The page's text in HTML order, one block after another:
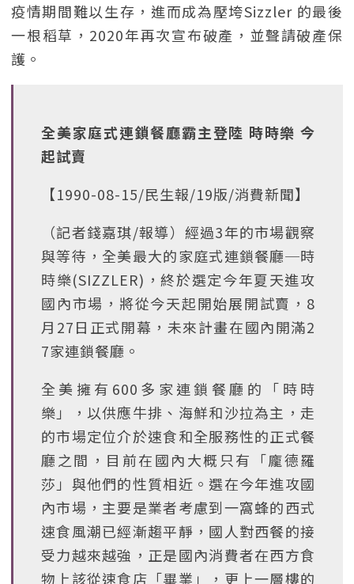
疫情期間難以生存，進而成為壓垮Sizzler 的最後
一根稻草，2020年再次宣布破產，並聲請破產保
護。
全美家庭式連鎖餐廳霸主登陸 時時樂 今
起試賣
【1990-08-15/民生報/19版/消費新聞】
（記者錢嘉琪/報導）經過3年的市場觀察
與等待，全美最大的家庭式連鎖餐廳─時
時樂(SIZZLER)，終於選定今年夏天進攻
國內市場，將從今天起開始展開試賣，8
月27日正式開幕，未來計畫在國內開滿2
7家連鎖餐廳。
全美擁有600多家連鎖餐廳的「時時
樂」，以供應牛排、海鮮和沙拉為主，走
的市場定位介於速食和全服務性的正式餐
廳之間，目前在國內大概只有「龐德羅
莎」與他們的性質相近。選在今年進攻國
內市場，主要是業者考慮到一窩蜂的西式
速食風潮已經漸趨平靜，國人對西餐的接
受力越來越強，正是國內消費者在西方食
物上該從速食店「畢業」，更上一層樓的